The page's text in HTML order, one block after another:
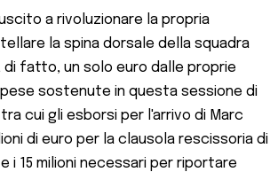
a rivoluzionare la propria
la spina dorsale della squadra
di fatto, un solo euro dalle proprie
sostenute in questa sessione di
cui gli esborsi per l'arrivo di Marc
di euro per la clausola rescissoria di
i 15 milioni necessari per riportare